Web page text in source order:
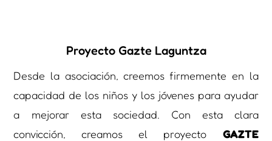
Proyecto Gazte Laguntza
Desde la asociación, creemos firmemente en la
capacidad de los niños y los jóvenes para ayudar
a mejorar esta sociedad. Con esta clara
convicción, creamos el proyecto GAZTE